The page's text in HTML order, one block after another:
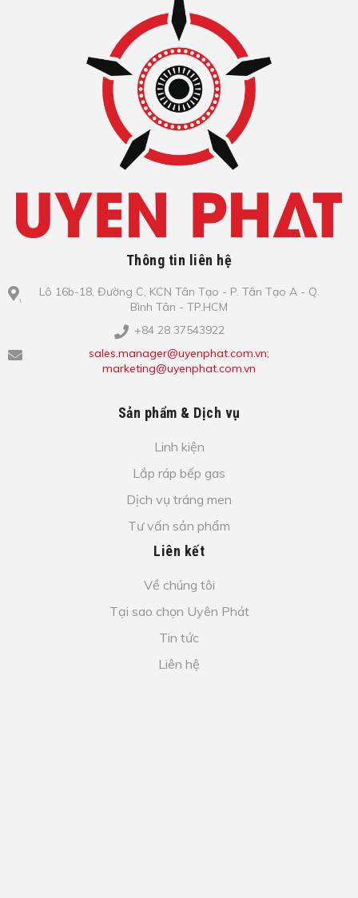
Thông tin liên hệ
Lô​ 16b-18, Đ​ư​ờ​ng C, KCN Tâ​n Tạo​ - P. Tâ​n Tạo​ A - Q.
Bình​ Tâ​n - TP.HCM
+84 28 37543922
sales.manager@uyenphat.com.vn;
marketing@uyenphat.com.vn
Sản phẩm & Dịch vụ
Linh kiện
Lắp ráp bếp gas
Dịch vụ tráng men
Tư vấn sản phẩm
Liên kết
Về chúng tôi
Tại sao chọn Uyên Phát
Tin tức
Liên hệ